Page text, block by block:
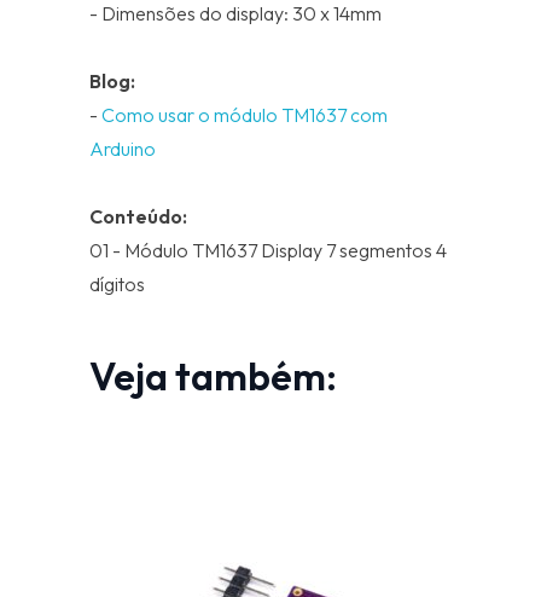
- Dimensões do display: 30 x 14mm
Blog:
- Como usar o módulo TM1637 com
Arduino
Conteúdo:
01 - Módulo TM1637 Display 7 segmentos 4
dígitos
Veja também: